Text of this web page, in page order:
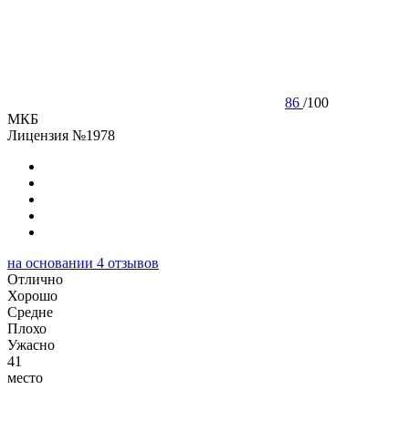
86 /100
МКБ
Лицензия №1978
на основании 4 отзывов
Отлично
Хорошо
Cредне
Плохо
Ужасно
41
место